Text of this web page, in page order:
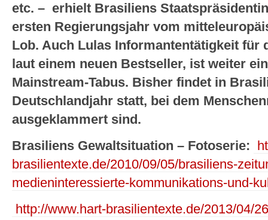
etc. – erhielt Brasiliens
ersten Regierungsjahr vom
Lob. Auch Lulas Informantentätigkeit für
laut einem neuen Bestseller, ist weiter
Mainstream-Tabus. Bisher findet in
Deutschlandjahr statt, bei dem
ausgeklammert sind.
Brasiliens Gewaltsituation – Fotoserie:
brasilientexte.de/2010/09/05/brasiliens-
medieninteressierte-kommunikations-und-
http://www.hart-brasilientexte.de/2013/04/